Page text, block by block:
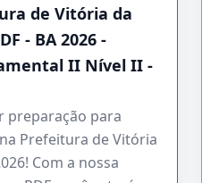
de Vitória da
- BA 2026 -
II Nível II -
preparação para
Prefeitura de Vitória
Com a nossa